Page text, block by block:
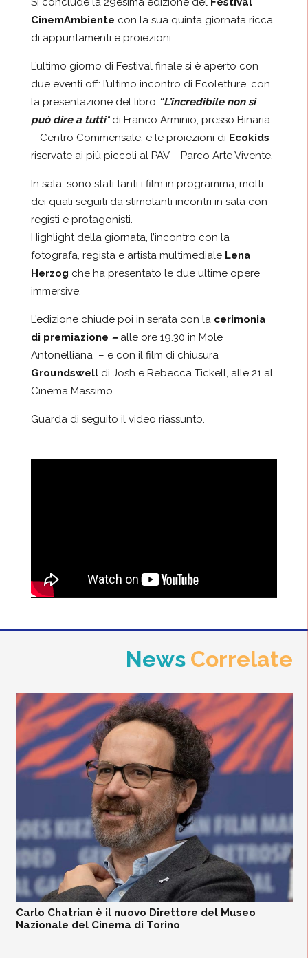
CinemAmbiente con la sua quinta giornata ricca
di appuntamenti e proiezioni.
L’ultimo giorno di Festival finale si è aperto con
due eventi off: l’ultimo incontro di Ecoletture, con
la presentazione del libro “L’incredibile non si
può dire a tutti“di Franco Arminio, presso Binaria
– Centro Commensale, e le proiezioni di Ecokids
riservate ai più piccoli al PAV – Parco Arte Vivente.
In sala, sono stati tanti i film in programma, molti
dei quali seguiti da stimolanti incontri in sala con
registi e protagonisti.
Highlight della giornata, l’incontro con la
fotografa, regista e artista multimediale Lena
Herzog che ha presentato le due ultime opere
immersive.
L’edizione chiude poi in serata con la cerimonia
di premiazione – alle ore 19.30 in Mole
Antonelliana – e con il film di chiusura
Groundswell di Josh e Rebecca Tickell, alle 21 al
Cinema Massimo.
Guarda di seguito il video riassunto.
News Correlate
Carlo Chatrian è il nuovo Direttore del Museo
Nazionale del Cinema di Torino